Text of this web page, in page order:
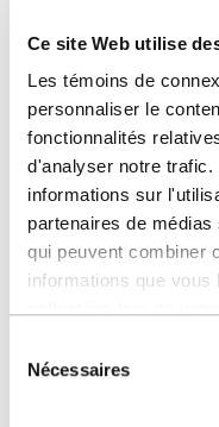
Ce site Web utilise
Les témoins de
personnaliser le
fonctionnalités
d'analyser notre trafic.
informations sur
partenaires de
qui peuvent combiner
informations que
Nécessaires